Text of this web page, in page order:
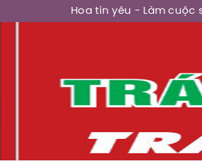
Hoa tin yêu - Làm cuộc